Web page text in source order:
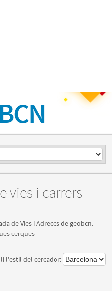
BCN
vies i carrers
de Vies i Adreces de geobcn.
cerques
l'estil del cercador: